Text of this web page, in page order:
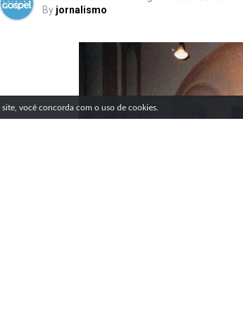
SIGA NOSSAS REDES SOCIAIS
By jornalismo
você concorda com o uso de cookies.